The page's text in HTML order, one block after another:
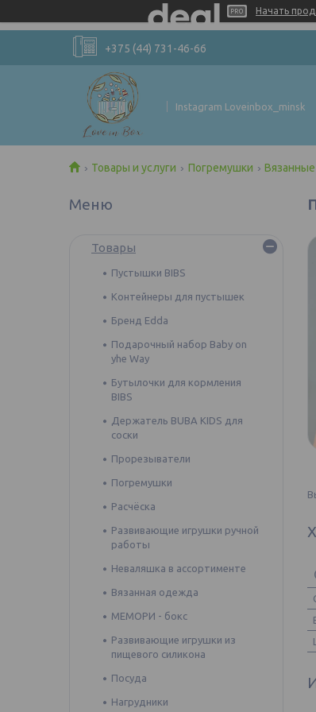
Начать
+375 (44) 731-46-66
Instagram Loveinbox_minsk
Товары и услуги Погремушки
Товары
Пустышки BIBS
Контейнеры для пустышек
Бренд Edda
Подарочный набор Baby on
yhe Way
Бутылочки для кормления
BIBS
Держатель BUBA KIDS для
соски
Прорезыватели
Погремушки
Расчёска
Развивающие игрушки ручной
работы
Неваляшка в ассортименте
Вязанная одежда
МЕМОРИ - бокс
Развивающие игрушки из
пищевого силикона
Посуда
Нагрудники